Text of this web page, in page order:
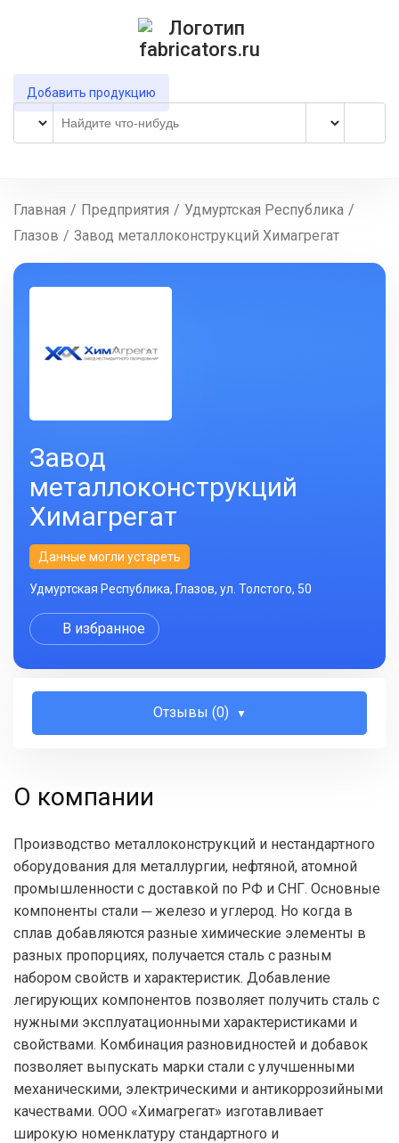
Добавить продукцию
Главная / Предприятия / Удмуртская Республика /
Глазов / Завод металлоконструкций Химагрегат
Завод
металлоконструкций
Химагрегат
Данные могли устареть
Удмуртская Республика, Глазов, ул. Толстого, 50
В избранное
Отзывы (0)
О компании
Производство металлоконструкций и нестандартного
оборудования для металлургии, нефтяной, атомной
промышленности с доставкой по РФ и СНГ. Основные
компоненты стали ─ железо и углерод. Но когда в
сплав добавляются разные химические элементы в
разных пропорциях, получается сталь с разным
набором свойств и характеристик. Добавление
легирующих компонентов позволяет получить сталь с
нужными эксплуатационными характеристиками и
свойствами. Комбинация разновидностей и добавок
позволяет выпускать марки стали с улучшенными
механическими, электрическими и антикоррозийными
качествами. ООО «Химагрегат» изготавливает
широкую номенклатуру стандартного и